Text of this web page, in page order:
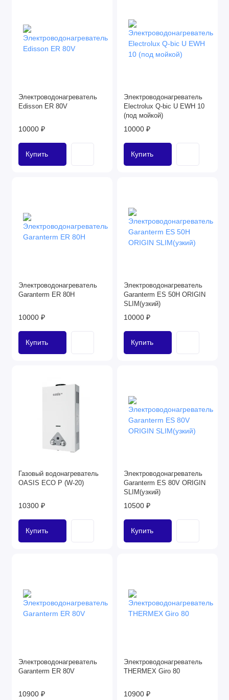
Электроводонагреватель
Edisson ER 80V
10000 ₽
Купить
Электроводонагреватель
Electrolux Q-bic U EWH 10
(под мойкой)
10000 ₽
Купить
Электроводонагреватель
Garanterm ER 80H
10000 ₽
Купить
Электроводонагреватель
Garanterm ES 50H ORIGIN
SLIM(узкий)
10000 ₽
Купить
Газовый водонагреватель
OASIS ECO P (W-20)
10300 ₽
Купить
Электроводонагреватель
Garanterm ES 80V ORIGIN
SLIM(узкий)
10500 ₽
Купить
Электроводонагреватель
Garanterm ER 80V
10900 ₽
Электроводонагреватель
THERMEX Giro 80
10900 ₽